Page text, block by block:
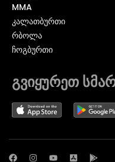
MMA
ᲙᲐᲚᲐᲗᲑᲣᲠᲗᲘ
ᲠᲑᲝᲚᲐ
ᲩᲝᲒᲑᲣᲠᲗᲘ
გვიყურეთ